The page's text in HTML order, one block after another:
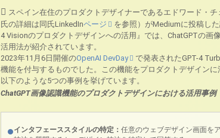
スペイン在住のプロダクトデザイナーであるエドワード・
氏の詳細は同氏LinkedInページ
を参照）がMediumに投稿し
4 Visionのプロダクトデザインへの活用』では、ChatGPTの画
活用法が紹介されています。
2023年11月6日開催のOpenAI DevDay
で発表されたGPT-4
機能を付与するものでした。この機能をプロダクトデザイン
以下のような5つの事例を挙げています。
ChatGPT画像認識機能のプロダクトデザインにおける活用事例
インタフェーススタイルの特定： 任意のウェブデザイン画面を